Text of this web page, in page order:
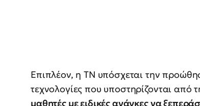
Επιπλέον, η ΤΝ υπόσχεται την
τεχνολογίες που υποστηρίζονται από
μαθητές με ειδικές ανάγκες να